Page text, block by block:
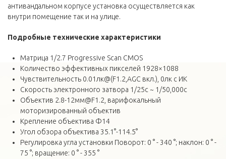
антивандальном корпусе установка осуществляется как
внутри помещение так и на улице.
Подробные технические характеристики
Матрица 1/2.7 Progressive Scan CMOS
Количество эффективных пикселей 1928×1088
Чувствительность 0.01лк@(F1.2,AGC вкл.), 0лк с ИК
Скорость электронного затвора 1/25с ~ 1/50,000с
Объектив 2.8-12мм@F1.2, варифокальный
моторизированный объектив
Крепление объектива Ф14
Угол обзора объектива 35.1°-114.5°
Регулировка угла установки Поворот: 0 ° - 340 °; наклон: 0 ° -
75 °; вращение: 0 ° - 355 °